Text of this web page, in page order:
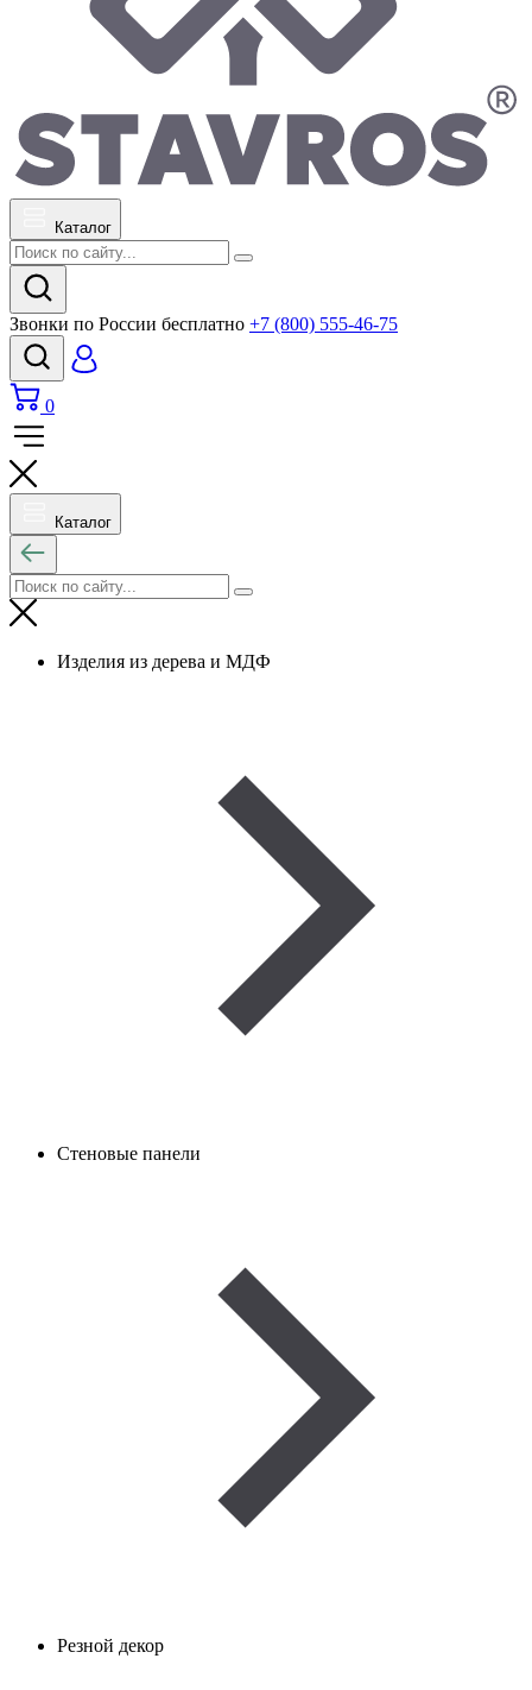
Каталог
Звонки по России бесплатно +7 (800) 555-46-75
0
Каталог
Изделия из дерева и МДФ
Стеновые панели
Резной декор